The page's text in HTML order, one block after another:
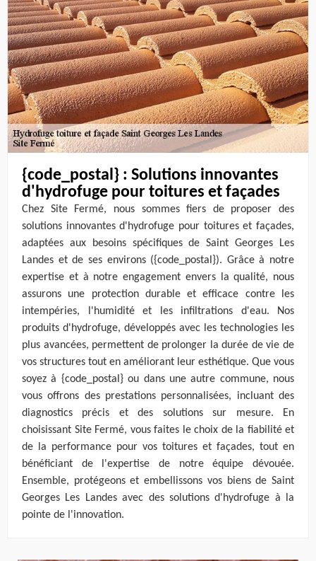
{code_postal} : Solutions innovantes
d'hydrofuge pour toitures et façades
Chez Site Fermé, nous sommes fiers de proposer des
solutions innovantes d'hydrofuge pour toitures et façades,
adaptées aux besoins spécifiques de Saint Georges Les
Landes et de ses environs ({code_postal}). Grâce à notre
expertise et à notre engagement envers la qualité, nous
assurons une protection durable et efficace contre les
intempéries, l'humidité et les infiltrations d'eau. Nos
produits d'hydrofuge, développés avec les technologies les
plus avancées, permettent de prolonger la durée de vie de
vos structures tout en améliorant leur esthétique. Que vous
soyez à {code_postal} ou dans une autre commune, nous
vous offrons des prestations personnalisées, incluant des
diagnostics précis et des solutions sur mesure. En
choisissant Site Fermé, vous faites le choix de la fiabilité et
de la performance pour vos toitures et façades, tout en
bénéficiant de l'expertise de notre équipe dévouée.
Ensemble, protégeons et embellissons vos biens de Saint
Georges Les Landes avec des solutions d'hydrofuge à la
pointe de l'innovation.